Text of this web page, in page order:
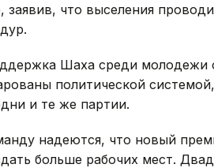
заявив, что выселения
Шаха среди молодежи
политической
и те же партии.
надеются, что новый
больше рабочих мест.